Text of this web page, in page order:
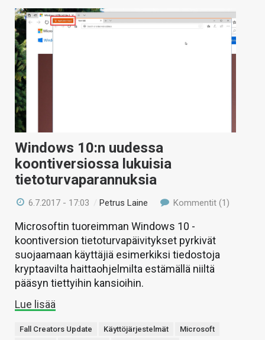
Windows 10:n uudessa
koontiversiossa lukuisia
tietoturvaparannuksia
6.7.2017 - 17:03 /Petrus Laine Kommentit (1)
Microsoftin tuoreimman Windows 10 -
koontiversion tietoturvapäivitykset pyrkivät
suojaamaan käyttäjiä esimerkiksi tiedostoja
kryptaavilta haittaohjelmilta estämällä niiltä
pääsyn tiettyihin kansioihin.
Lue lisää
Fall Creators Update Käyttöjärjestelmät Microsoft